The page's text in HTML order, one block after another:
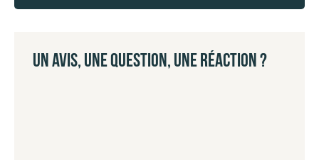
UN AVIS, UNE QUESTION, UNE RÉACTION ?